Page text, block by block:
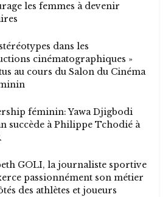
les femmes à devenir
dans les
cinématographiques »
au cours du Salon du Cinéma
féminin: Yawa Djigbodi
succède à Philippe Tchodié à
GOLI, la journaliste sportive
passionnément son métier
des athlètes et joueurs